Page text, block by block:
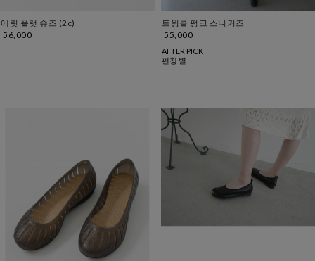
에릿 플랫 슈즈 (2c)
56,000
트윙클 펑크 스니커즈
55,000
AFTER PICK
펀칭 별